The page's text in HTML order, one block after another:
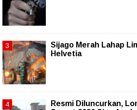
Sijago Merah Lahap
Helvetia
Resmi Diluncurkan,